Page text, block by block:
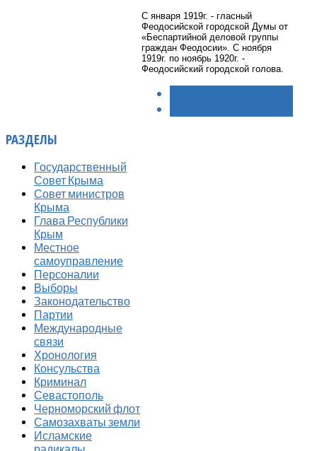
С января 1919г. - гласный
Феодосийской городской Думы от
«Беспартийной деловой группы
граждан Феодосии». С ноября
1919г. по ноябрь 1920г. -
Феодосийский городской голова.
РАЗДЕЛЫ
Государственный
Совет Крыма
Совет министров
Крыма
Глава Республики
Крым
Местное
самоуправление
Персоналии
Выборы
Законодательство
Партии
Международные
связи
Хронология
Консульства
Криминал
Севастополь
Черноморский флот
Самозахваты земли
Исламские